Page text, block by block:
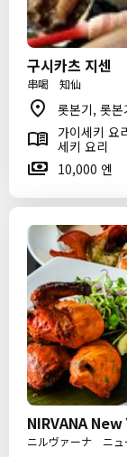
구시카츠 지센
串喝 知仙
롯본기, 롯
가이세키 요
세키 요리
10,000 엔
NIRVANA
ニルヴァーナ ニュ